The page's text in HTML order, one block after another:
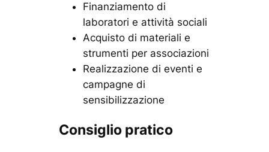
Finanziamento di
laboratori e attività sociali
Acquisto di materiali e
strumenti per associazioni
Realizzazione di eventi e
campagne di
sensibilizzazione
Consiglio pratico